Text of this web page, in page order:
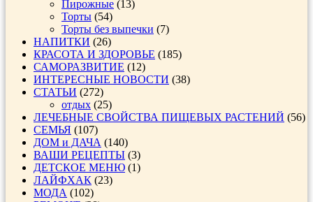
Пирожные (13)
Торты (54)
Торты без выпечки (7)
НАПИТКИ (26)
КРАСОТА И ЗДОРОВЬЕ (185)
САМОРАЗВИТИЕ (12)
ИНТЕРЕСНЫЕ НОВОСТИ (38)
СТАТЬИ (272)
отдых (25)
ЛЕЧЕБНЫЕ СВОЙСТВА ПИЩЕВЫХ РАСТЕНИЙ (56)
СЕМЬЯ (107)
ДОМ и ДАЧА (140)
ВАШИ РЕЦЕПТЫ (3)
ДЕТСКОЕ МЕНЮ (1)
ЛАЙФХАК (23)
МОДА (102)